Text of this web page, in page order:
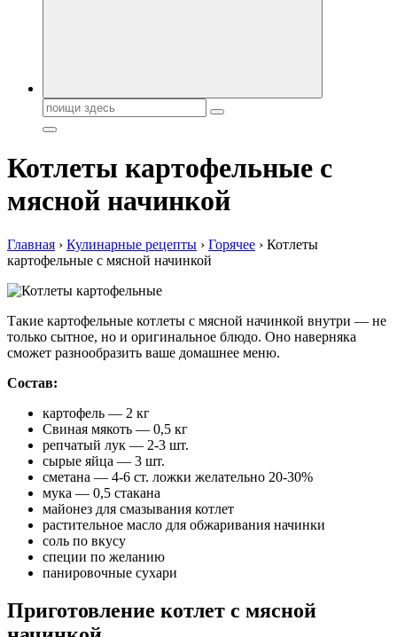
Поиск:
Котлеты картофельные с
мясной начинкой
Главная › Кулинарные рецепты › Горячее › Котлеты
картофельные с мясной начинкой
Такие картофельные котлеты с мясной начинкой внутри — не
только сытное, но и оригинальное блюдо. Оно наверняка
сможет разнообразить ваше домашнее меню.
Состав:
картофель — 2 кг
Свиная мякоть — 0,5 кг
репчатый лук — 2-3 шт.
сырые яйца — 3 шт.
сметана — 4-6 ст. ложки желательно 20-30%
мука — 0,5 стакана
майонез для смазывания котлет
растительное масло для обжаривания начинки
соль по вкусу
специи по желанию
панировочные сухари
Приготовление котлет с мясной